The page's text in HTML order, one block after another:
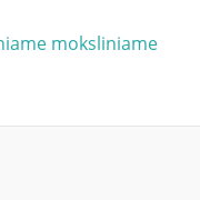
moksliniame